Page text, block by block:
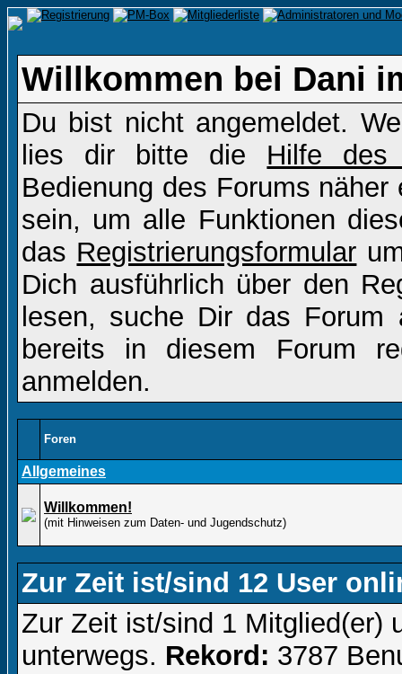
Willkommen bei Dani
Du bist nicht angemeldet.
lies dir bitte die Hilfe des
Bedienung des Forums
sein, um alle Funktionen
das Registrierungsformular
Dich ausführlich über den
lesen, suche Dir das
bereits in diesem Forum
anmelden.
Foren
Allgemeines
Willkommen!
(mit Hinweisen zum Daten- und Jugendschutz)
Zur Zeit ist/sind 12 User
Zur Zeit ist/sind 1 Mitglied(er)
unterwegs. Rekord: 3787